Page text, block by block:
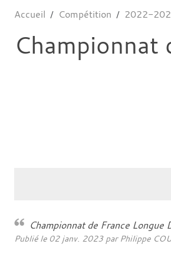
Accueil Compétition 2022-
Championnat
Championnat de France
Publié le 02 janv. 2023par Philippe